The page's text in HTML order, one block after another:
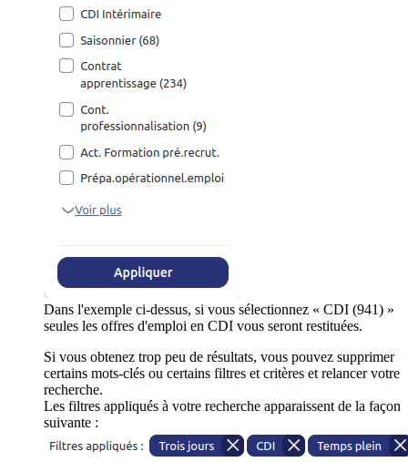
Dans l'exemple ci-dessus, si vous sélectionnez « CDI (941) »
seules les offres d'emploi en CDI vous seront restituées.
Si vous obtenez trop peu de résultats, vous pouvez supprimer
certains mots-clés ou certains filtres et critères et relancer votre
recherche.
Les filtres appliqués à votre recherche apparaissent de la façon
suivante :